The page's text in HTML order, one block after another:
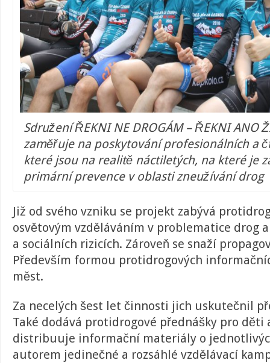
Sdružení ŘEKNI NE DROGÁM – ŘEKNI ANO
zaměřuje na poskytování profesionálních a
které jsou na realitě náctiletých, na které je
primární prevence v oblasti zneužívání drog
Již od svého vzniku se projekt zabývá
osvětovým vzděláváním v problematice drog
a sociálních rizicích. Zároveň se snaží
Především formou protidrogových
měst.
Za necelých šest let činnosti jich uskutečnil
Také dodává protidrogové přednášky pro děti
distribuuje informační materiály o
autorem jedinečné a rozsáhlé vzdělávací